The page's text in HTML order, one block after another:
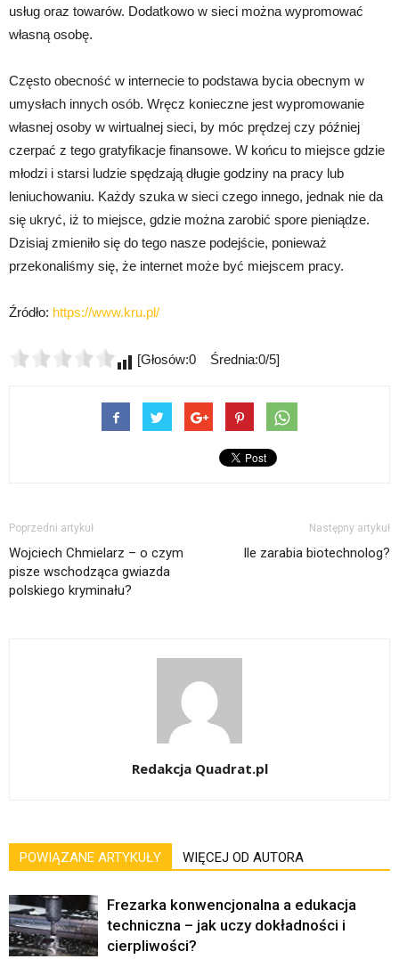
usług oraz towarów. Dodatkowo w sieci można wypromować
własną osobę.
Często obecność w internecie to podstawa bycia obecnym w
umysłach innych osób. Wręcz konieczne jest wypromowanie
własnej osoby w wirtualnej sieci, by móc prędzej czy później
czerpać z tego gratyfikacje finansowe. W końcu to miejsce gdzie
młodzi i starsi ludzie spędzają długie godziny na pracy lub
leniuchowaniu. Każdy szuka w sieci czego innego, jednak nie da
się ukryć, iż to miejsce, gdzie można zarobić spore pieniądze.
Dzisiaj zmieniło się do tego nasze podejście, ponieważ
przekonaliśmy się, że internet może być miejscem pracy.
Źródło: https://www.kru.pl/
[Głosów:0 Średnia:0/5]
Poprzedni artykuł
Wojciech Chmielarz – o czym
pisze wschodząca gwiazda
polskiego kryminału?
Następny artykuł
Ile zarabia biotechnolog?
Redakcja Quadrat.pl
POWIĄZANE ARTYKUŁY WIĘCEJ OD AUTORA
Frezarka konwencjonalna a edukacja
techniczna – jak uczy dokładności i
cierpliwości?